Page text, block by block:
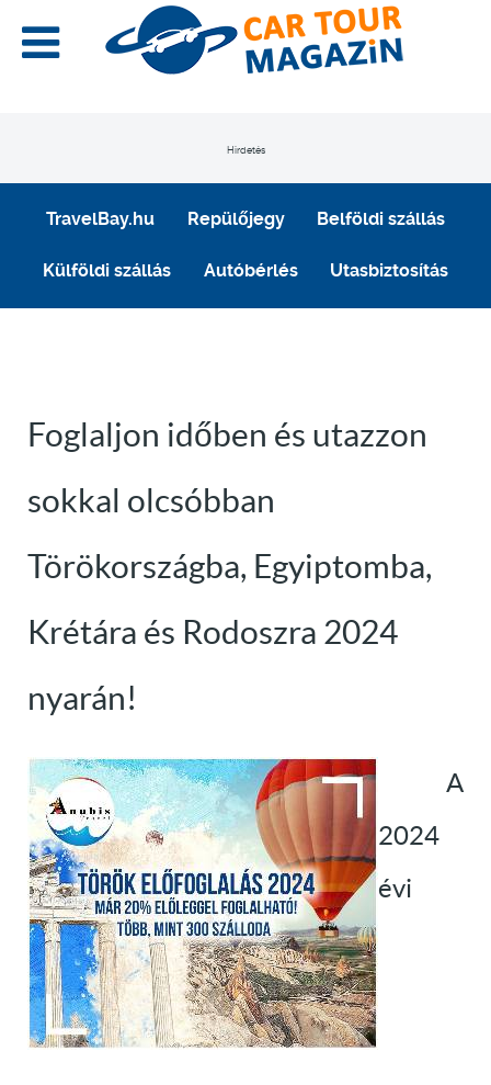
Hirdetés
TravelBay.hu Repülőjegy Belföldi szállás
Külföldi szállás Autóbérlés Utasbiztosítás
Foglaljon időben és utazzon
sokkal olcsóbban
Törökországba, Egyiptomba,
Krétára és Rodoszra 2024
nyarán!
A
2024
évi